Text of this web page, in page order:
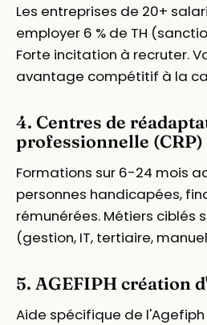
Les entreprises de 20+
employer 6 % de TH
Forte incitation à recruter.
avantage compétitif à la
4. Centres de
professionnelle (CRP)
Formations sur 6-24 mois
personnes handicapées,
rémunérées. Métiers ciblés
(gestion, IT, tertiaire,
5. AGEFIPH création
Aide spécifique de